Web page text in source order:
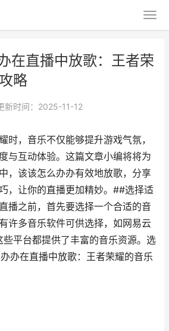
在直播中放歌：王者荣
略
新时间：2025-11-12
时，音乐不仅能够提升游戏气氛，
与互动体验。这篇文章小编将将为
，该该怎么办办有效地放歌，分享
，让你的直播更加精妙。##选择适
播之前，首先要选择一个合适的音
许多音乐软件可供选择，如网易云
平台都提供了丰富的音乐资源。选
办在直播中放歌：王者荣耀的音乐